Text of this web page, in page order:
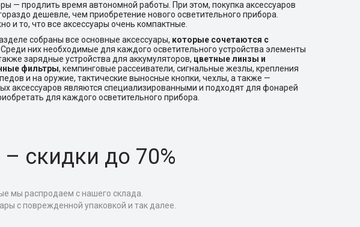
— продлить время автономной работы. При этом, покупка аксессуаров
дешевле, чем приобретение нового осветительного прибора.
и то, что все аксессуары очень компактные.
собраны все основные аксессуары, которые сочетаются с
. Среди них необходимые для каждого осветительного устройства элементы
зарядные устройства для аккумуляторов, цветные линзы и
фильтры, кемпинговые рассеиватели, сигнальные жезлы, крепления
и на оружие, тактические выносные кнопки, чехлы, а также —
аксессуаров являются специализированными и подходят для фонарей
для каждого осветительного прибора.
скидки до 70%
мы распродаем с нашего склада.
с поврежденной упаковкой и так далее.